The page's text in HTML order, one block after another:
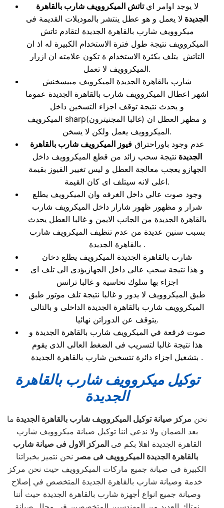
لا يوجد اوامر اي تاتش الميكروويف شارب بالقاهرة
الجديدة لا يعمل و هو عطل ينتشر بالموديلات القديمة فى
ميكروويف شارب بالقاهرة الجديدة لتقادم تاتش
الميكروويف نتيجة طول فترة الاستخدام الكبيرة له اذ ان
التاتش يتلف بكثرة الاستخدام ة تكون علامته ان ازرار
الميكروويف لا تعمل.
شارب بالقاهرة الجديدة الميكرويف مبيسخنش
اشهر اعطال الميكروويف شارب بالقاهرة الجديدة عموما
و يحدث نتيجة توقف اجزاء التسخين داخل
الميكرويف sharp(غالبا المجنيترون) و مظهر العطل ان
الميكروويف يعمل ولكن لا يسخن.
عدم وجود باوراحتراقفيوز الميكرويف شارب بالقاهرة
الجديدة نتيجة سحب زائد من قطع الميكروويف داخل
الجهازو يعجب معالجة العطل و ليس تغيير الفيوز بقيمة
اعلى لانه سيتلف اى كان القيمة.
وجود صوت عالي داخل الغرفه وان الميكرويف يطلع
شرار و مظهور ظهور شارار داخل الميكرويف شارب
بالقاهرة الجديدة من الجانب الايمن و غالبا العطل يحدث
بسبب سنين عديدة من عدم تنظيف الميكرويف شارب
بالقاهرة الجديدة .
شارب بالقاهرة الجديدة الميكرويف يطلع دخان
و هذا نتيجة سحب عالى داخل الجهازيؤدى الى تلف اى
اجزاء بها سلوك نحاسية و غالبا ترانس
طبق الميكروويف لا يدور و غالبا نتيجة تلف موتور طبق
الميكروويف شارب بالقاهرة الجديدة الداخلى و بالتالى
يتوقف عن الدوراتن نهائيا.
صوت فرقعة في الميكرويف شارب بالقاهرة الجديدة و
هذا نتيجة غالبا لتسريب فى الضغط العالى الذى يقوم
بتشغيل اجزاء دائرة تتسخين شارب بالقاهرة الجديدة .
توكيل ميكروويف شارب بالقاهرة
الجديدة
نحن مركز صيانة توكيل الميكروويف شارب بالقاهرة الجديدة ما
بعد الضمان ولا ندعي اننا توكيل صيانة ميكروويف شارب
القاهرة الجديدة اهلا بكم فى المركز الاول فى صيانة شارب
بالقاهرة الجديدة الميكروويف فى مصر نحن نتميز بخبراتنا
الكبيرة فى صيانة جميع ماركات الميكروويف حيث نحن مركز
خدمة وصيانة شارب بالقاهرة الجديدة المتخصص في إصلاح
وصيانة جميع انواع أجهزة شارب بالقاهرة الجديدة حيث أننا